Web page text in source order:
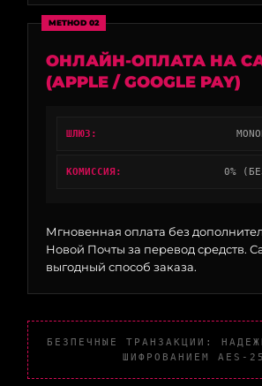
METHOD 02
ОНЛАЙН-ОПЛАТА НА
(APPLE / GOOGLE PAY)
ШЛЮЗ:
КОМИССИЯ: 0%
Мгновенная оплата без
Новой Почты за перевод средств.
выгодный способ заказа.
БЕЗПЕЧНЫЕ ТРАНЗАКЦИИ:
ШИФРОВАНИЕМ AES-